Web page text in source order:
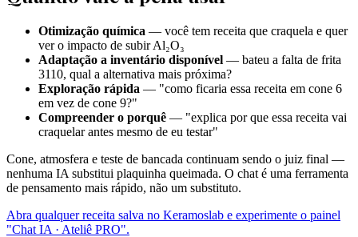
Otimização química — você tem receita que craquela e quer
ver o impacto de subir Al₂O₃
Adaptação a inventário disponível — bateu a falta de frita
3110, qual a alternativa mais próxima?
Exploração rápida — "como ficaria essa receita em cone 6
em vez de cone 9?"
Compreender o porquê — "explica por que essa receita vai
craquelar antes mesmo de eu testar"
Cone, atmosfera e teste de bancada continuam sendo o juiz final —
nenhuma IA substitui plaquinha queimada. O chat é uma ferramenta
de pensamento mais rápido, não um substituto.
Abra qualquer receita salva no Keramoslab e experimente o painel
"Chat IA · Ateliê PRO".